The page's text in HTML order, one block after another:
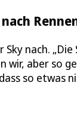
nach.
aber so
so etwas